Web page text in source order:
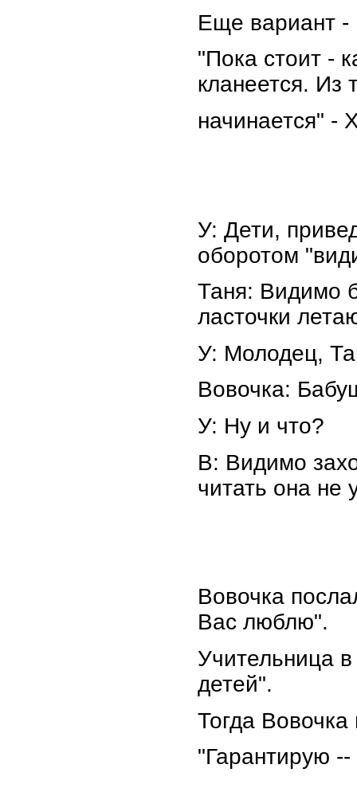
Еще вариант -
"Пока стоит -
кланеется. Из
начинается" -
У: Дети,
оборотом
Таня: Видимо
ласточки
У: Молодец,
Вовочка:
У: Ну и что?
В: Видимо
читать она не
Вовочка
Вас люблю".
Учительница
детей".
Тогда
"Гарантирую --